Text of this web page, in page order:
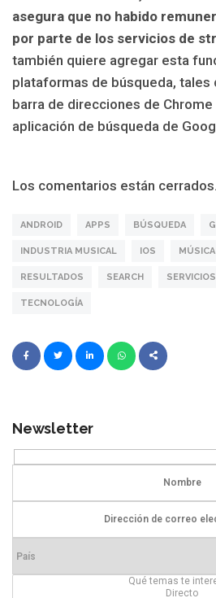
asegura que no habido
por parte de los servicios de
también quiere agregar esta
plataformas de búsqueda, tales
barra de direcciones de
aplicación de búsqueda de
Los comentarios están cerrados.
ANDROID APPS BÚSQUEDA
INDUSTRIA MUSICAL IOS MÚSICA
RESULTADOS SEARCH SERVICIOS
TECNOLOGÍA
Newsletter